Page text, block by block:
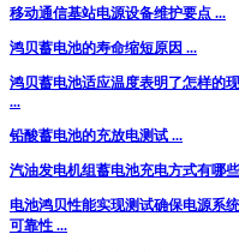
移动通信基站电源设备维护要点 ...
鸿贝蓄电池的寿命缩短原因 ...
鸿贝蓄电池适应温度表明了怎样的
...
铅酸蓄电池的充放电测试 ...
汽油发电机组蓄电池充电方式有哪
电池鸿贝性能实现测试确保电源系
可靠性 ...